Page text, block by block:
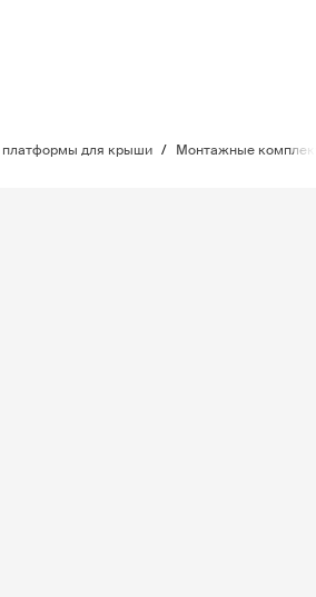
платформы для крыши / Монтажные